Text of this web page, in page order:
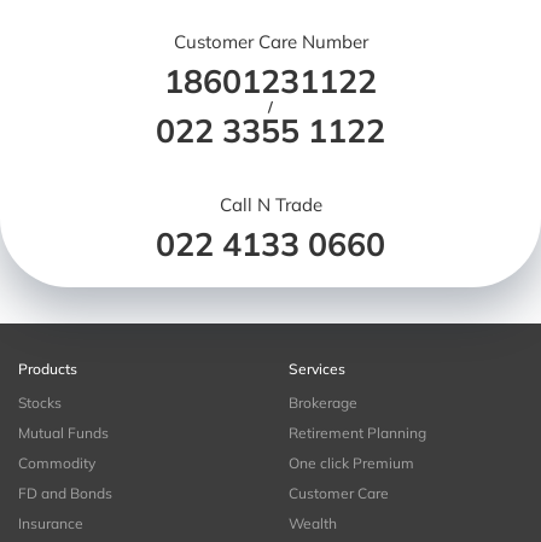
Customer Care Number
18601231122
/
022 3355 1122
Call N Trade
022 4133 0660
Products
Stocks
Mutual Funds
Commodity
FD and Bonds
Insurance
Services
Brokerage
Retirement Planning
One click Premium
Customer Care
Wealth